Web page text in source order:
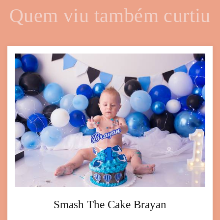
Quem viu também curtiu
Smash The Cake Brayan